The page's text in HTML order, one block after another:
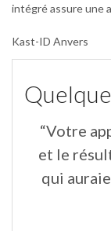
intégré assure une
Kast-ID Anvers
“Votre
et le
qui